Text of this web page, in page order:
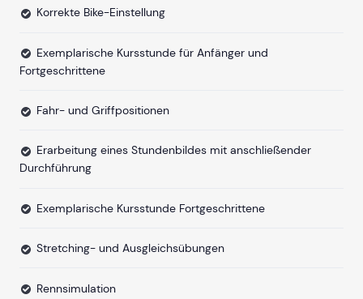
Korrekte Bike-Einstellung
Exemplarische Kursstunde für Anfänger und
Fortgeschrittene
Fahr- und Griffpositionen
Erarbeitung eines Stundenbildes mit anschließender
Durchführung
Exemplarische Kursstunde Fortgeschrittene
Stretching- und Ausgleichsübungen
Rennsimulation